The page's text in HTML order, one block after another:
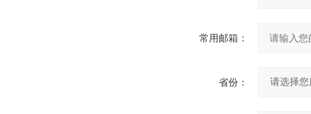
常用邮箱：
省份：